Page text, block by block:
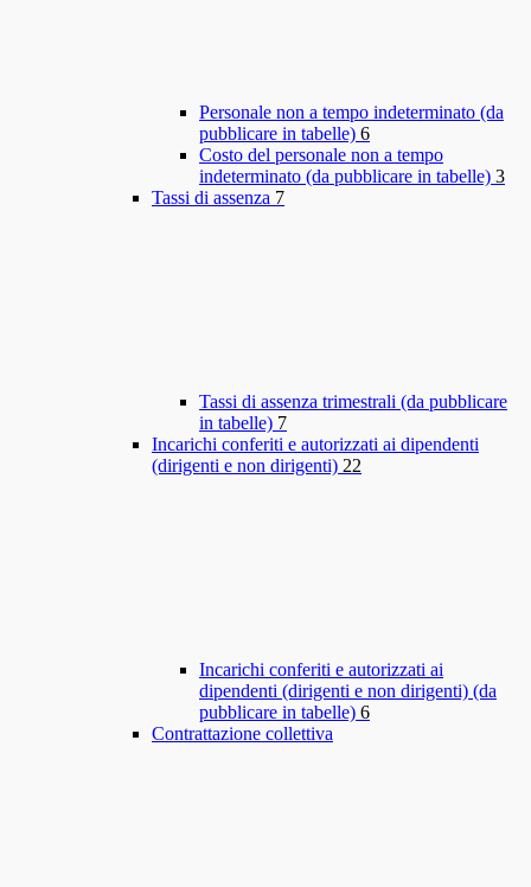
Personale non a tempo indeterminato (da
pubblicare in tabelle) 6
Costo del personale non a tempo
indeterminato (da pubblicare in tabelle) 3
Tassi di assenza 7
Tassi di assenza trimestrali (da pubblicare
in tabelle) 7
Incarichi conferiti e autorizzati ai dipendenti
(dirigenti e non dirigenti) 22
Incarichi conferiti e autorizzati ai
dipendenti (dirigenti e non dirigenti) (da
pubblicare in tabelle) 6
Contrattazione collettiva